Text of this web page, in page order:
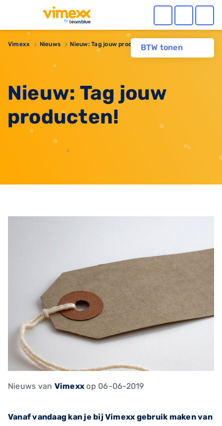
BTW tonen
Vimexx Nieuws Nieuw: Tag jouw producten!
Nieuw: Tag jouw
producten!
Nieuws van Vimexx op 06-06-2019
Vanaf vandaag kan je bij Vimexx gebruik maken van